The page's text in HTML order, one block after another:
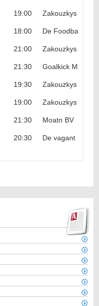
19:00 Zakouzkys
18:00 De Foodballers
21:00 Zakouzkys
21:30 Goalkick Murphys
19:30 Zakouzkys
19:00 Zakouzkys
21:30 Moatn BV
20:30 De vagant